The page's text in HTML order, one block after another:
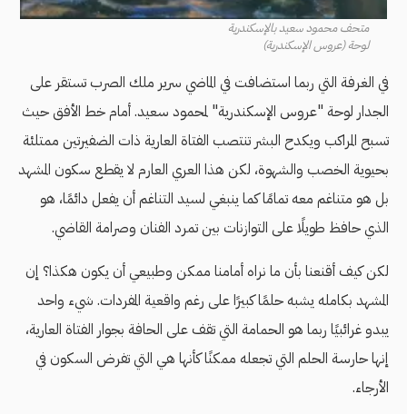
متحف محمود سعيد بالإسكندرية
لوحة (عروس الإسكندرية)
في الغرفة التي ربما استضافت في الماضي سرير ملك الصرب تستقر على
الجدار لوحة "عروس الإسكندرية" لمحمود سعيد. أمام خط الأفق حيث
تسبح المراكب ويكدح البشر تنتصب الفتاة العارية ذات الضفيرتين ممتلئة
بحيوية الخصب والشهوة، لكن هذا العري العارم لا يقطع سكون المشهد
بل هو متناغم معه تمامًا كما ينبغي لسيد التناغم أن يفعل دائمًا، هو
الذي حافظ طويلًا على التوازنات بين تمرد الفنان وصرامة القاضي.
لكن كيف أقنعنا بأن ما نراه أمامنا ممكن وطبيعي أن يكون هكذا؟ إن
المشهد بكامله يشبه حلمًا كبيرًا على رغم واقعية المفردات. شيء واحد
يبدو غرائبيًا ربما هو الحمامة التي تقف على الحافة بجوار الفتاة العارية،
إنها حارسة الحلم التي تجعله ممكنًا كأنها هي التي تفرض السكون في
الأرجاء.